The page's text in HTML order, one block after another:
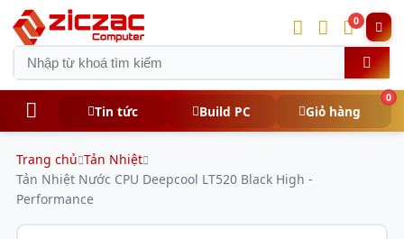
0
Tin tức Build PC Giỏ hàng
0
Trang chủ Tản Nhiệt
Tản Nhiệt Nước CPU Deepcool LT520 Black High -
Performance